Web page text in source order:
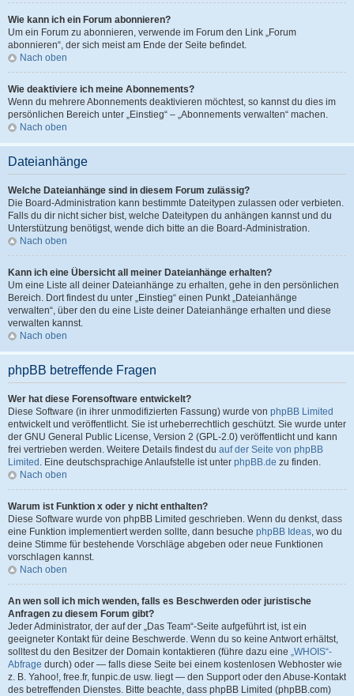
Wie kann ich ein Forum abonnieren?
Um ein Forum zu abonnieren, verwende im Forum den Link „Forum
abonnieren“, der sich meist am Ende der Seite befindet.
Nach oben
Wie deaktiviere ich meine Abonnements?
Wenn du mehrere Abonnements deaktivieren möchtest, so kannst du dies im
persönlichen Bereich unter „Einstieg“ – „Abonnements verwalten“ machen.
Nach oben
Dateianhänge
Welche Dateianhänge sind in diesem Forum zulässig?
Die Board-Administration kann bestimmte Dateitypen zulassen oder verbieten.
Falls du dir nicht sicher bist, welche Dateitypen du anhängen kannst und du
Unterstützung benötigst, wende dich bitte an die Board-Administration.
Nach oben
Kann ich eine Übersicht all meiner Dateianhänge erhalten?
Um eine Liste all deiner Dateianhänge zu erhalten, gehe in den persönlichen
Bereich. Dort findest du unter „Einstieg“ einen Punkt „Dateianhänge
verwalten“, über den du eine Liste deiner Dateianhänge erhalten und diese
verwalten kannst.
Nach oben
phpBB betreffende Fragen
Wer hat diese Forensoftware entwickelt?
Diese Software (in ihrer unmodifizierten Fassung) wurde von phpBB Limited
entwickelt und veröffentlicht. Sie ist urheberrechtlich geschützt. Sie wurde unter
der GNU General Public License, Version 2 (GPL-2.0) veröffentlicht und kann
frei vertrieben werden. Weitere Details findest du auf der Seite von phpBB
Limited . Eine deutschsprachige Anlaufstelle ist unter phpBB.de zu finden.
Nach oben
Warum ist Funktion x oder y nicht enthalten?
Diese Software wurde von phpBB Limited geschrieben. Wenn du denkst, dass
eine Funktion implementiert werden sollte, dann besuche phpBB Ideas, wo du
deine Stimme für bestehende Vorschläge abgeben oder neue Funktionen
vorschlagen kannst.
Nach oben
An wen soll ich mich wenden, falls es Beschwerden oder juristische
Anfragen zu diesem Forum gibt?
Jeder Administrator, der auf der „Das Team“-Seite aufgeführt ist, ist ein
geeigneter Kontakt für deine Beschwerde. Wenn du so keine Antwort erhältst,
solltest du den Besitzer der Domain kontaktieren (führe dazu eine „WHOIS“-
Abfrage durch) oder — falls diese Seite bei einem kostenlosen Webhoster wie
z. B. Yahoo!, free.fr, funpic.de usw. liegt — den Support oder den Abuse-Kontakt
des betreffenden Dienstes. Bitte beachte, dass phpBB Limited (phpBB.com)